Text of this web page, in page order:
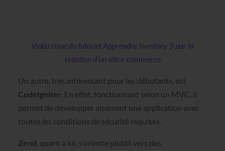
Vidéo issue du tutoriel Apprendre Symfony 5 par la
création d’un site e-commerce
Un autre, très intéressant pour les débutants, est
CodeIgniter. En effet, fonctionnant selon un MVC, il
permet de développer aisément une application avec
toutes les conditions de sécurité requises.
Zend, quant à lui, s’oriente plutôt vers des